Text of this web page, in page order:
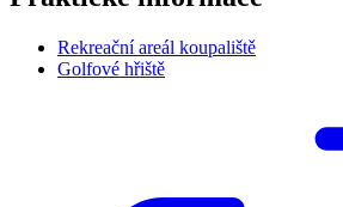
Rekreační areál koupaliště
Golfové hřiště